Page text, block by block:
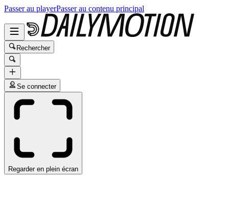
Passer au playerPasser au contenu principal
Rechercher
Se connecter
Regarder en plein écran